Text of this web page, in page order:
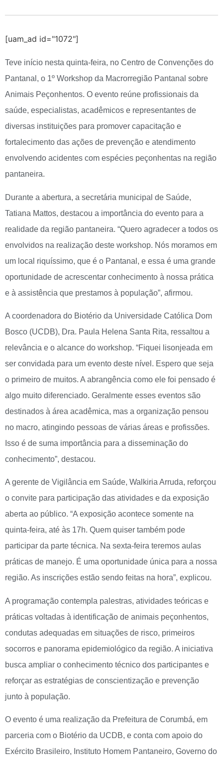
[uam_ad id="1072"]
Teve início nesta quinta-feira, no Centro de Convenções do
Pantanal, o 1º Workshop da Macrorregião Pantanal sobre
Animais Peçonhentos. O evento reúne profissionais da
saúde, especialistas, acadêmicos e representantes de
diversas instituições para promover capacitação e
fortalecimento das ações de prevenção e atendimento
envolvendo acidentes com espécies peçonhentas na região
pantaneira.
Durante a abertura, a secretária municipal de Saúde,
Tatiana Mattos, destacou a importância do evento para a
realidade da região pantaneira. “Quero agradecer a todos os
envolvidos na realização deste workshop. Nós moramos em
um local riquíssimo, que é o Pantanal, e essa é uma grande
oportunidade de acrescentar conhecimento à nossa prática
e à assistência que prestamos à população”, afirmou.
A coordenadora do Biotério da Universidade Católica Dom
Bosco (UCDB), Dra. Paula Helena Santa Rita, ressaltou a
relevância e o alcance do workshop. “Fiquei lisonjeada em
ser convidada para um evento deste nível. Espero que seja
o primeiro de muitos. A abrangência como ele foi pensado é
algo muito diferenciado. Geralmente esses eventos são
destinados à área acadêmica, mas a organização pensou
no macro, atingindo pessoas de várias áreas e profissões.
Isso é de suma importância para a disseminação do
conhecimento”, destacou.
A gerente de Vigilância em Saúde, Walkiria Arruda, reforçou
o convite para participação das atividades e da exposição
aberta ao público. “A exposição acontece somente na
quinta-feira, até às 17h. Quem quiser também pode
participar da parte técnica. Na sexta-feira teremos aulas
práticas de manejo. É uma oportunidade única para a nossa
região. As inscrições estão sendo feitas na hora”, explicou.
A programação contempla palestras, atividades teóricas e
práticas voltadas à identificação de animais peçonhentos,
condutas adequadas em situações de risco, primeiros
socorros e panorama epidemiológico da região. A iniciativa
busca ampliar o conhecimento técnico dos participantes e
reforçar as estratégias de conscientização e prevenção
junto à população.
O evento é uma realização da Prefeitura de Corumbá, em
parceria com o Biotério da UCDB, e conta com apoio do
Exército Brasileiro, Instituto Homem Pantaneiro, Governo do